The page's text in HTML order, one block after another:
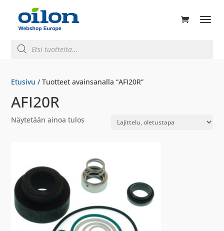
search
Etusivu / Tuotteet avainsanalla “AFI20R”
AFI20R
Näytetään ainoa tulos